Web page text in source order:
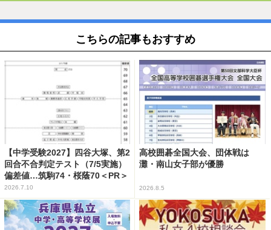
こちらの記事もおすすめ
【中学受験2027】四谷大塚、第2
回合不合判定テスト（7/5実施）
偏差値…筑駒74・桜蔭70＜PR＞
2026.7.10
高校囲碁全国大会、団体戦は
灘・南山女子部が優勝
2026.8.5